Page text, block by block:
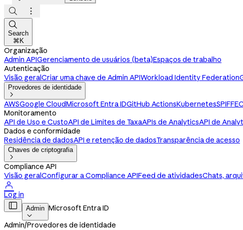



Search
⌘K
Organização
Admin APIGerenciamento de usuários (beta)Espaços de trabalho
Autenticação
Visão geralCriar uma chave de Admin APIWorkload Identity Federation
Provedores de identidade

AWSGoogle CloudMicrosoft Entra IDGitHub ActionsKubernetesSPIFFE
Monitoramento
API de Uso e CustoAPI de Limites de TaxaAPIs de AnalyticsAPI de
Dados e conformidade
Residência de dadosAPI e retenção de dadosTransparência de acesso
Chaves de criptografia

Compliance API
Visão geralConfigurar a Compliance APIFeed de atividadesChats,

Log in
 Admin

Microsoft Entra ID
Admin/Provedores de identidade